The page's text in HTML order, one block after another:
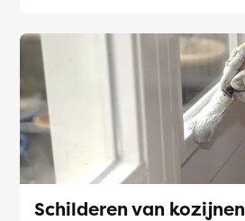
Schilderen van kozijnen